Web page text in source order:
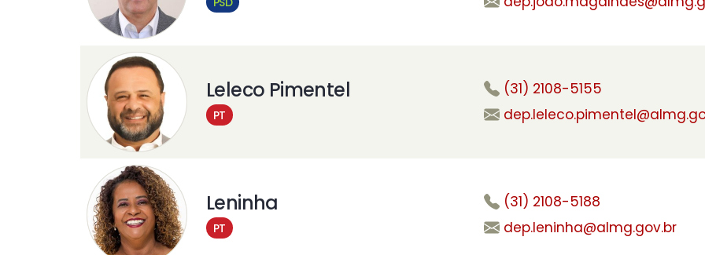
Leleco Pimentel
PT
(31) 2108-5155
Leninha
PT
(31) 2108-5188
dep.leninha@almg.gov.br